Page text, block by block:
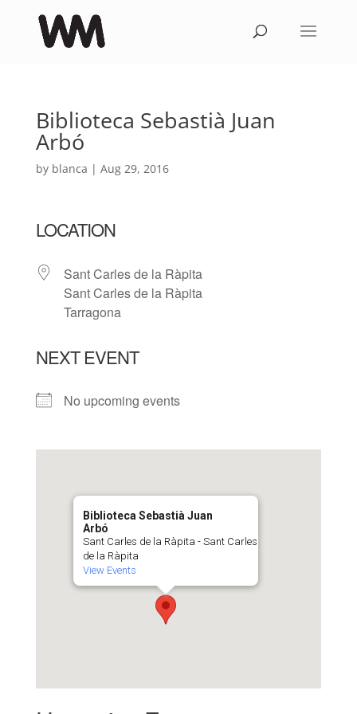
Biblioteca Sebastià Juan
Arbó
by blanca | Aug 29, 2016
LOCATION
Sant Carles de la Ràpita
Sant Carles de la Ràpita
Tarragona
NEXT EVENT
No upcoming events
Biblioteca Sebastià Juan
Arbó
Sant Carles de la Ràpita - Sant Carles
de la Ràpita
View Events